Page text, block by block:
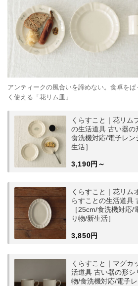
アンティークの風合いを諦めない。食卓を
く使える「花リム皿」
くらすこと｜花リム
の生活道具 古い器
食洗機対応/電子レ
生活］
3,190円～
くらすこと｜花リム
らすことの生活道具
［25cm/食洗機対応
り物/新生活］
3,850円
くらすこと｜マグカ
活道具 古い器の形シ
物/食洗機対応/電子レ